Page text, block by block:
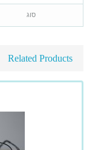
סוג
Related Products